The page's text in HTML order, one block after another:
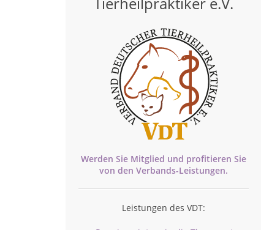
Werden Sie Mitglied und profitieren Sie
von den Verbands-Leistungen.
Leistungen des VDT: